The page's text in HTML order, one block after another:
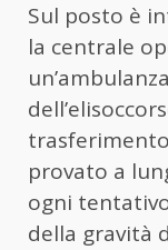
Sul posto è
la centrale
provato a
ogni
della gravità